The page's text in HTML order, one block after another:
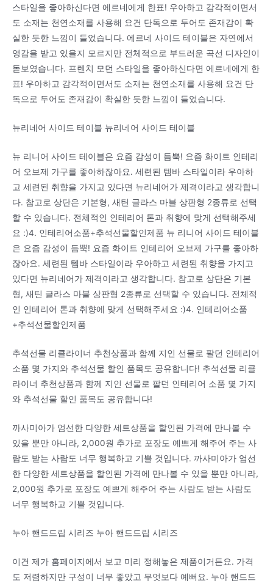
스타일을 좋아하신다면 에르네에게 한표! 우아하고 감각적이면서
도 소재는 천연소재를 사용해 요건 단독으로 두어도 존재감이 확
실한 듯한 느낌이 들었습니다. 에르네 사이드 테이블은 자연에서
영감을 받고 있을지 모르지만 전체적으로 부드러운 곡선 디자인이
돋보였습니다. 프렌치 모던 스타일을 좋아하신다면 에르네에게 한
표! 우아하고 감각적이면서도 소재는 천연소재를 사용해 요건 단
독으로 두어도 존재감이 확실한 듯한 느낌이 들었습니다.
뉴리네어 사이드 테이블 뉴리네어 사이드 테이블
뉴 리니어 사이드 테이블은 요즘 감성이 듬뿍! 요즘 화이트 인테리
어 오브제 가구를 좋아하잖아요. 세련된 템바 스타일이라 우아하
고 세련된 취향을 가지고 있다면 뉴리네어가 제격이라고 생각합니
다. 참고로 상단은 기본형, 새틴 글라스 마블 상판형 2종류로 선택
할 수 있습니다. 전체적인 인테리어 톤과 취향에 맞게 선택해주세
요 :)4. 인테리어소품+추석선물할인제품 뉴 리니어 사이드 테이블
은 요즘 감성이 듬뿍! 요즘 화이트 인테리어 오브제 가구를 좋아하
잖아요. 세련된 템바 스타일이라 우아하고 세련된 취향을 가지고
있다면 뉴리네어가 제격이라고 생각합니다. 참고로 상단은 기본
형, 새틴 글라스 마블 상판형 2종류로 선택할 수 있습니다. 전체적
인 인테리어 톤과 취향에 맞게 선택해주세요 :)4. 인테리어소품
+추석선물할인제품
추석선물 리클라이너 추천상품과 함께 지인 선물로 팔던 인테리어
소품 몇 가지와 추석선물 할인 품목도 공유합니다! 추석선물 리클
라이너 추천상품과 함께 지인 선물로 팔던 인테리어 소품 몇 가지
와 추석선물 할인 품목도 공유합니다!
까사미아가 엄선한 다양한 세트상품을 할인된 가격에 만나볼 수
있을 뿐만 아니라, 2,000원 추가로 포장도 예쁘게 해주어 주는 사
람도 받는 사람도 너무 행복하고 기쁠 것입니다. 까사미아가 엄선
한 다양한 세트상품을 할인된 가격에 만나볼 수 있을 뿐만 아니라,
2,000원 추가로 포장도 예쁘게 해주어 주는 사람도 받는 사람도
너무 행복하고 기쁠 것입니다.
누아 핸드드립 시리즈 누아 핸드드립 시리즈
이건 제가 홈페이지에서 보고 미리 정해놓은 제품이거든요. 가격
도 저렴하지만 구성이 너무 좋았고 무엇보다 예뻐요. 누아 핸드드